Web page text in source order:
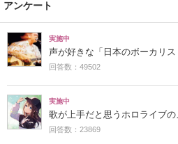
アンケート
実施中
声が好きな「日本のボーカリス
回答数：49502
実施中
歌が上手だと思うホロライブの
回答数：23869